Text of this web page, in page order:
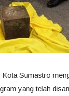
Sumastro
yang telah